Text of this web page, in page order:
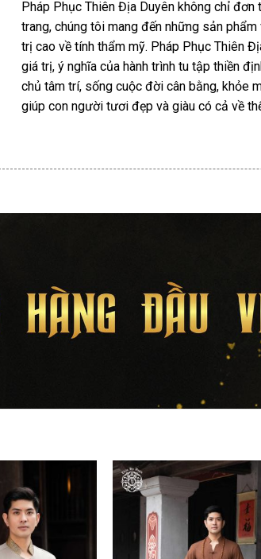
Pháp Phục Thiên Địa Duyên không chỉ
trang, chúng tôi mang đến những sản
trị cao về tính thẩm mỹ. Pháp Phục Thiên
giá trị, ý nghĩa của hành trình tu tập thiền
chủ tâm trí, sống cuộc đời cân bằng, khỏe
giúp con người tươi đẹp và giàu có cả về